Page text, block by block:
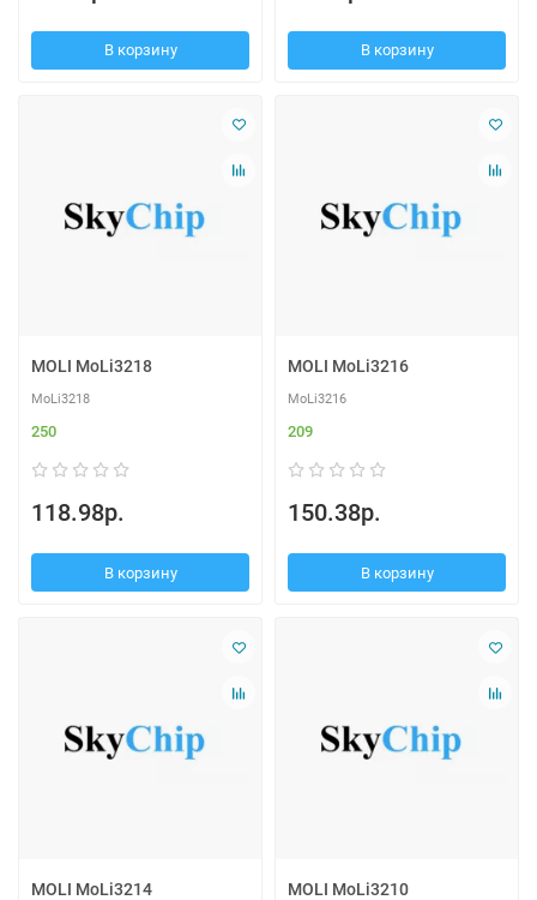
В корзину В корзину
MOLI MoLi3218
MoLi3218
250
118.98р.
В корзину
MOLI MoLi3216
MoLi3216
209
150.38р.
В корзину
MOLI MoLi3214 MOLI MoLi3210